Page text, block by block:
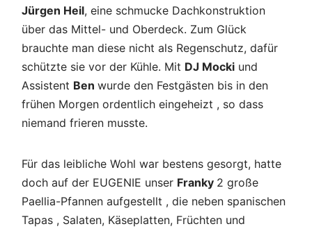
Jürgen Heil, eine schmucke Dachkonstruktion
über das Mittel- und Oberdeck. Zum Glück
brauchte man diese nicht als Regenschutz, dafür
schützte sie vor der Kühle. Mit DJ Mocki und
Assistent Ben wurde den Festgästen bis in den
frühen Morgen ordentlich eingeheizt , so dass
niemand frieren musste.
Für das leibliche Wohl war bestens gesorgt, hatte
doch auf der EUGENIE unser Franky 2 große
Paellia-Pfannen aufgestellt , die neben spanischen
Tapas , Salaten, Käseplatten, Früchten und